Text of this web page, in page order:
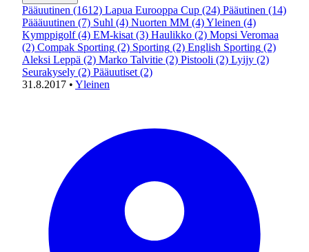
Pääuutinen (1612) Lapua Eurooppa Cup (24) Pääutinen (14)
Päääuutinen (7) Suhl (4) Nuorten MM (4)Yleinen (4)
Kymppigolf (4) EM-kisat (3) Haulikko (2) Mopsi Veromaa
(2) Compak Sporting (2) Sporting (2) English Sporting (2)
Aleksi Leppä (2) Marko Talvitie (2) Pistooli (2) Lyijy (2)
Seurakysely (2) Pääuutiset (2)
31.8.2017 • Yleinen